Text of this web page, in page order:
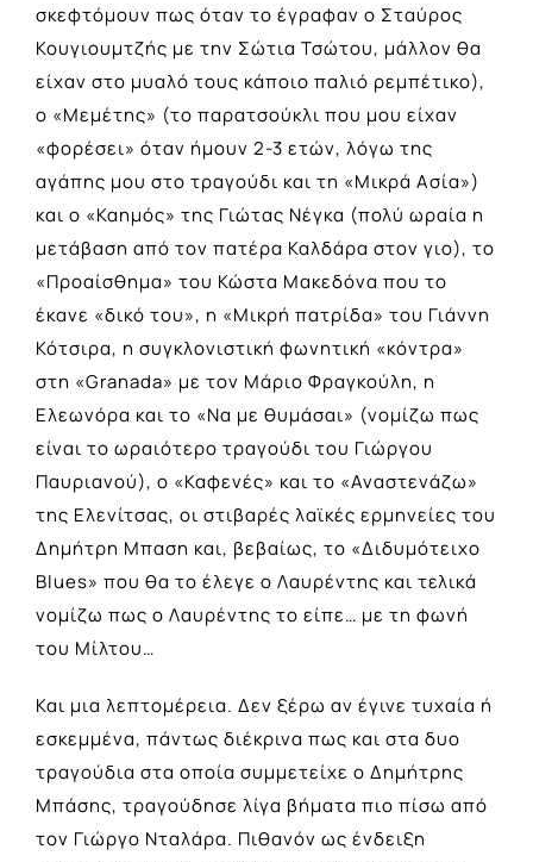
σκεφτόμουν πως όταν το έγραφαν ο Σταύρος
Κουγιουμτζής με την Σώτια Τσώτου, μάλλον θα
είχαν στο μυαλό τους κάποιο παλιό ρεμπέτικο),
ο «Μεμέτης» (το παρατσούκλι που μου είχαν
«φορέσει» όταν ήμουν 2-3 ετών, λόγω της
αγάπης μου στο τραγούδι και τη «Μικρά Ασία»)
και ο «Καημός» της Γιώτας Νέγκα (πολύ ωραία η
μετάβαση από τον πατέρα Καλδάρα στον γιο), το
«Προαίσθημα» του Κώστα Μακεδόνα που το
έκανε «δικό του», η «Μικρή πατρίδα» του Γιάννη
Κότσιρα, η συγκλονιστική φωνητική «κόντρα»
στη «Granada» με τον Μάριο Φραγκούλη, η
Ελεωνόρα και το «Να με θυμάσαι» (νομίζω πως
είναι το ωραιότερο τραγούδι του Γιώργου
Παυριανού), ο «Καφενές» και το «Αναστενάζω»
της Ελενίτσας, οι στιβαρές λαϊκές ερμηνείες του
Δημήτρη Μπαση και, βεβαίως, το «Διδυμότειχο
Blues» που θα το έλεγε ο Λαυρέντης και τελικά
νομίζω πως ο Λαυρέντης το είπε… με τη φωνή
του Μίλτου…
Και μια λεπτομέρεια. Δεν ξέρω αν έγινε τυχαία ή
εσκεμμένα, πάντως διέκρινα πως και στα δυο
τραγούδια στα οποία συμμετείχε ο Δημήτρης
Μπάσης, τραγούδησε λίγα βήματα πιο πίσω από
τον Γιώργο Νταλάρα. Πιθανόν ως ένδειξη